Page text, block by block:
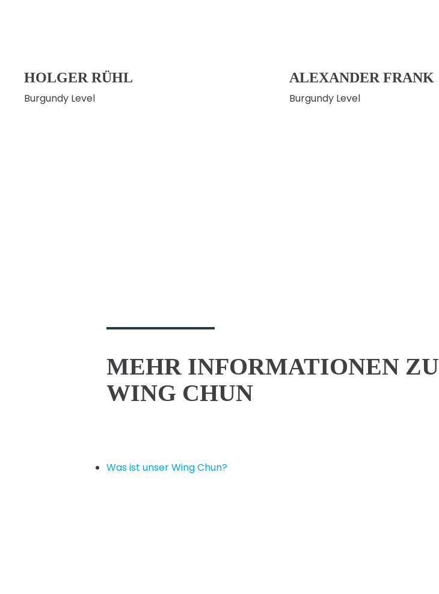
HOLGER RÜHL
Burgundy Level
ALEXANDER FRANK
Burgundy Level
MEHR INFORMATIONEN ZU
WING CHUN
Was ist unser Wing Chun?